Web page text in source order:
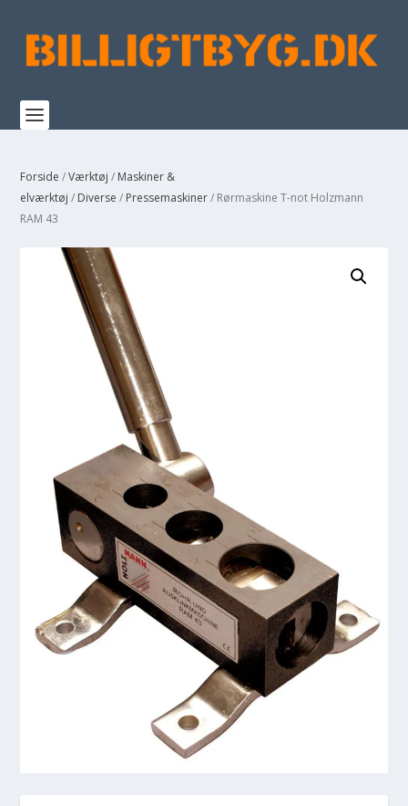
Forside /Værktøj / Maskiner &
elværktøj / Diverse / Pressemaskiner/ Rørmaskine T-not Holzmann
RAM 43